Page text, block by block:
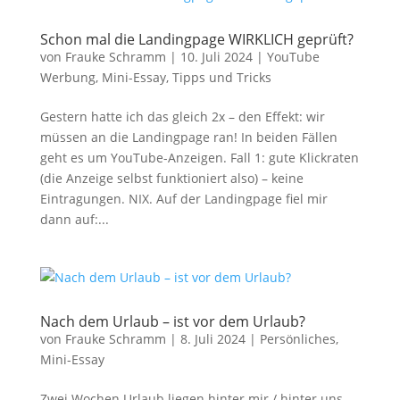
Schon mal die Landingpage WIRKLICH geprüft?
von Frauke Schramm | 10. Juli 2024| YouTube
Werbung, Mini-Essay, Tipps und Tricks
Gestern hatte ich das gleich 2x – den Effekt: wir
müssen an die Landingpage ran! In beiden Fällen
geht es um YouTube-Anzeigen. Fall 1: gute Klickraten
(die Anzeige selbst funktioniert also) – keine
Eintragungen. NIX. Auf der Landingpage fiel mir
dann auf:...
Nach dem Urlaub – ist vor dem Urlaub?
von Frauke Schramm | 8. Juli 2024| Persönliches,
Mini-Essay